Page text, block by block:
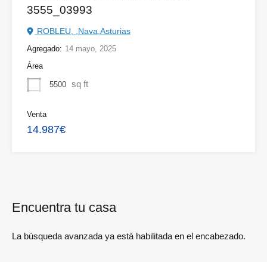
3555_03993
ROBLEU, ,Nava,Asturias
Agregado: 14 mayo, 2025
Área
5500 sq ft
Venta
14.987€
Encuentra tu casa
La búsqueda avanzada ya está habilitada en el encabezado.